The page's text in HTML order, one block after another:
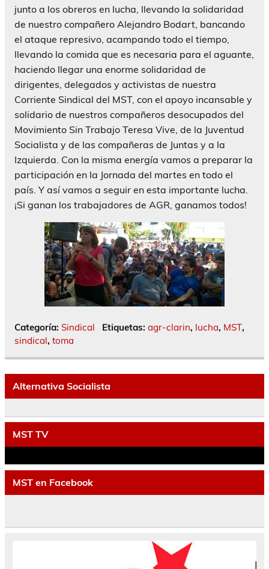
junto a los obreros en lucha, llevando la solidaridad
de nuestro compañero Alejandro Bodart, bancando
el ataque represivo, acampando todo el tiempo,
llevando la comida que es necesaria para el aguante,
haciendo llegar una enorme solidaridad de
dirigentes, delegados y activistas de nuestra
Corriente Sindical del MST, con el apoyo incansable y
solidario de nuestros compañeros desocupados del
Movimiento Sin Trabajo Teresa Vive, de la Juventud
Socialista y de las compañeras de Juntas y a la
Izquierda. Con la misma energía vamos a preparar la
participación en la Jornada del martes en todo el
país. Y así vamos a seguir en esta importante lucha.
¡Si ganan los trabajadores de AGR, ganamos todos!
Categoría: Sindical Etiquetas: agr-clarin, lucha, MST,
sindical, toma
Alternativa Socialista
MST TV
MST en Facebook